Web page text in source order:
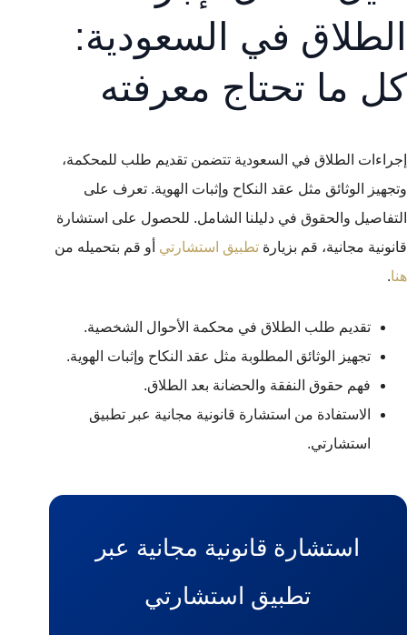
الطلاق في السعودية:
كل ما تحتاج معرفته
إجراءات الطلاق في السعودية تتضمن تقديم طلب للمحكمة،
وتجهيز الوثائق مثل عقد النكاح وإثبات الهوية. تعرف على
التفاصيل والحقوق في دليلنا الشامل. للحصول على استشارة
قانونية مجانية، قم بزيارة تطبيق استشارتي أو قم بتحميله من
هنا.
تقديم طلب الطلاق في محكمة الأحوال الشخصية.
تجهيز الوثائق المطلوبة مثل عقد النكاح وإثبات الهوية.
فهم حقوق النفقة والحضانة بعد الطلاق.
الاستفادة من استشارة قانونية مجانية عبر تطبيق
استشارتي.
استشارة قانونية مجانية عبر
تطبيق استشارتي